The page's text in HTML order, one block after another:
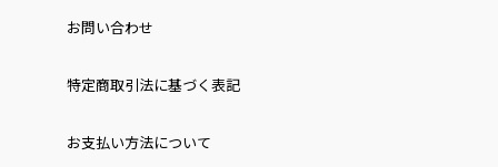
お問い合わせ
特定商取引法に基づく表記
お⽀払い⽅法について